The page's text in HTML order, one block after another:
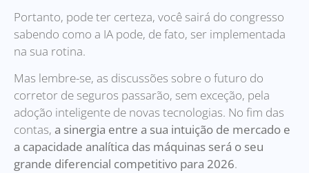
Portanto, pode ter certeza, você sairá do congresso
sabendo como a IA pode, de fato, ser implementada
na sua rotina.
Mas lembre-se, as discussões sobre o futuro do
corretor de seguros passarão, sem exceção, pela
adoção inteligente de novas tecnologias. No fim das
contas, a sinergia entre a sua intuição de mercado e
a capacidade analítica das máquinas será o seu
grande diferencial competitivo para 2026.